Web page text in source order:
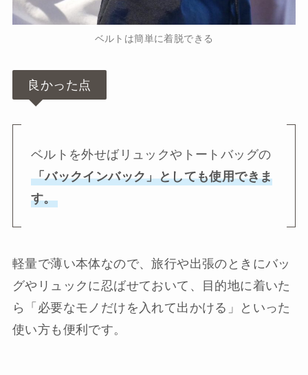
ベルトは簡単に着脱できる
良かった点
ベルトを外せばリュックやトートバッグの
「バックインバック」としても使用できま
す。
軽量で薄い本体なので、旅行や出張のときにバッ
グやリュックに忍ばせておいて、目的地に着いた
ら「必要なモノだけを入れて出かける」といった
使い方も便利です。